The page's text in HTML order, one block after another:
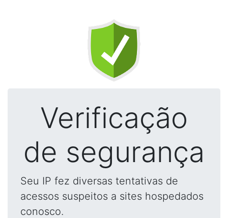
Verificação
de segurança
Seu IP fez diversas tentativas de
acessos suspeitos a sites hospedados
conosco.